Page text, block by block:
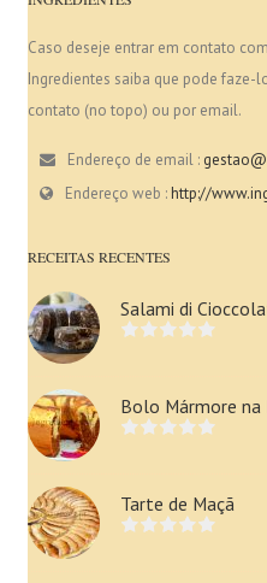
Caso deseje entrar em contato
Ingredientes saiba que pode faze-
contato (no topo) ou por email.
Endereço de email :
Endereço web :http://
RECEITAS RECENTES
Salami di
Bolo Mármore na
Tarte de Maçã